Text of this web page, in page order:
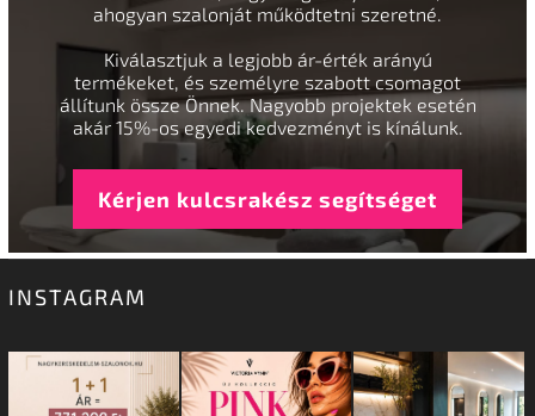
ahogyan szalonját működtetni szeretné.
Kiválasztjuk a legjobb ár-érték arányú
termékeket, és személyre szabott csomagot
állítunk össze Önnek. Nagyobb projektek esetén
akár 15%-os egyedi kedvezményt is kínálunk.
Kérjen kulcsrakész segítséget
INSTAGRAM